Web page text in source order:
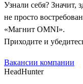
Узнали себя? Значит,
не просто
«Магнит OMNI».
Приходите и
Вакансии компании
HeadHunter